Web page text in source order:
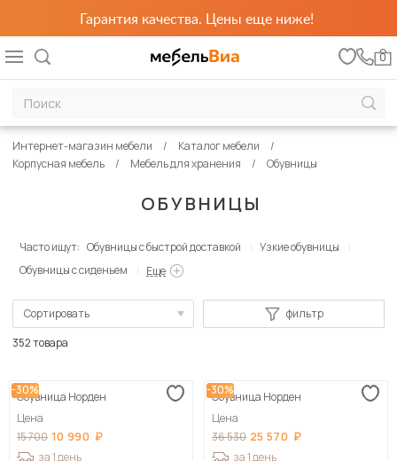
Гарантия качества. Цены еще ниже!
0
ОБУВНИЦЫ
Интернет-магазин мебели
Каталог мебели
Корпусная мебель
Мебель для хранения Обувницы
Часто ищут: Обувницы с быстрой доставкой
Узкие обувницы
Обувницы с сиденьем
Еще
Сортировать
Сначала дорогие
фильтр
352 товара
-30%
Обувница Норден
Цена
15 700 10 990
за 1 день
-30%
Обувница Норден
Цена
36 530 25 570
за 1 день